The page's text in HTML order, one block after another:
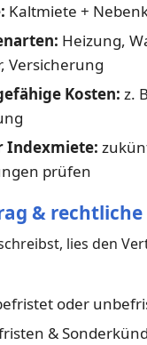
Kaltmiete +
Heizung,
Versicherung
Kosten: z.
Indexmiete:
prüfen
&
lies den
oder
&